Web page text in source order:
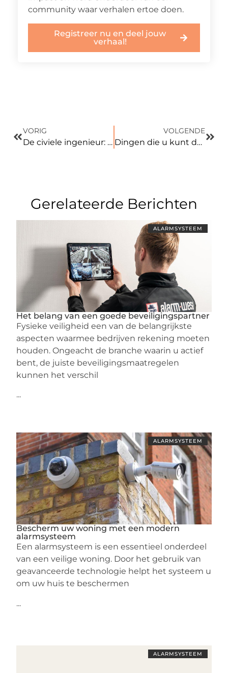
community waar verhalen ertoe doen.
Registreer nu en deel jouw
verhaal!
VORIG
De civiele ingenieur: wat doet hij precies?
VOLGENDE
Dingen die u kunt doen om uw fietsonderdelen langer mee te laten gaan
Gerelateerde Berichten
ALARMSYSTEEM
Het belang van een goede beveiligingspartner
Fysieke veiligheid een van de belangrijkste
aspecten waarmee bedrijven rekening moeten
houden. Ongeacht de branche waarin u actief
bent, de juiste beveiligingsmaatregelen
kunnen het verschil
...
ALARMSYSTEEM
Bescherm uw woning met een modern
alarmsysteem
Een alarmsysteem is een essentieel onderdeel
van een veilige woning. Door het gebruik van
geavanceerde technologie helpt het systeem u
om uw huis te beschermen
...
ALARMSYSTEEM